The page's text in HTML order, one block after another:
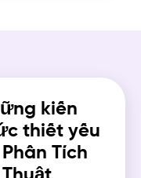
kiến
thiết yếu
Tích